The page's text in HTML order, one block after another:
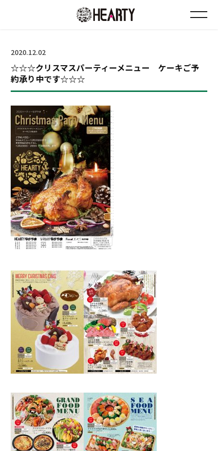
チラシ情報
会社について
採用について
Instagram
2020.12.02
☆☆☆クリスマスパーティーメニュー ケーキご予
約承り中です☆☆☆